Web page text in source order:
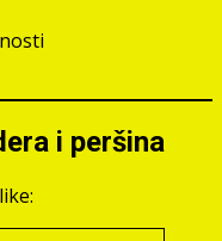
i peršina